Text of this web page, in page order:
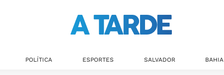
POLÍTICA ESPORTES SALVADOR BAHIA